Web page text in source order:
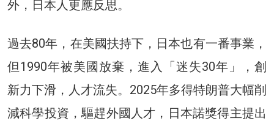
外，日本人更應反思。
過去80年，在美國扶持下，日本也有一番事業，
但1990年被美國放棄，進入「迷失30年」，創
新力下滑，人才流失。2025年多得特朗普大幅削
減科學投資，驅趕外國人才，日本諾獎得主提出